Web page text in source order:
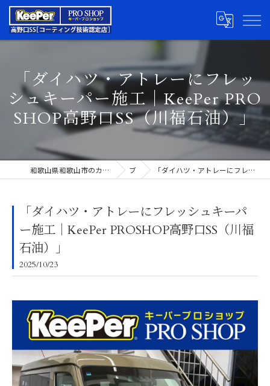
「ダイハツ・アトレーにフレッ
シュキーパー施工｜KeePer PRO
SHOP高野口SS（川福石油）」
和歌山県和歌山市のカーコーティングならキーパープロショップ高野口SS ブログ 「ダイハツ・アトレーにフレッシュキーパー施工｜KeePer PROSHOP高野口SS（川福石油）」
「ダイハツ・アトレーにフレッシュキーパ
ー施工｜KeePer PROSHOP高野口SS（川福
石油）」
2025/10/23